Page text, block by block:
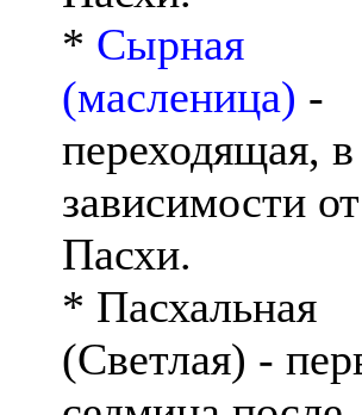
* Сырная
(масленица) -
переходящая, в
зависимости
Пасхи.
* Пасхальная
(Светлая) -